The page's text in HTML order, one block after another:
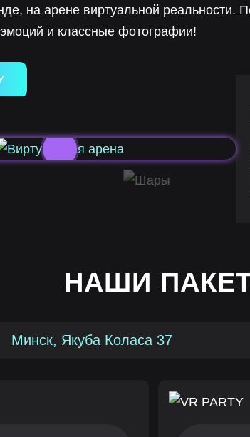
на арене виртуальной реальности.
эмоций и классные фотографии!
НАШИ
Минск, Якуба Коласа 37